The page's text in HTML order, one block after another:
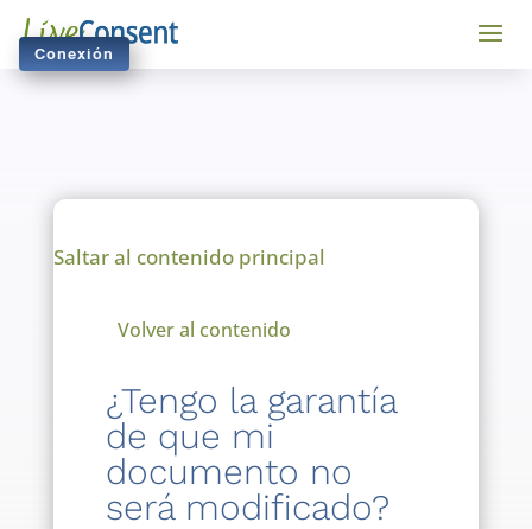
Conexión
Saltar al contenido principal
Volver al contenido
¿Tengo la garantía
de que mi
documento no
será modificado?